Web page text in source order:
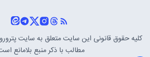
کلیه حقوق قانونی این سایت متعلق به سایت
مطالب با ذکر منبع بلامانع